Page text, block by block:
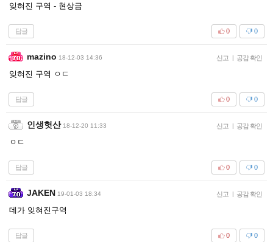
잊혀진 구역 - 현상금
답글 0
0
mazino 18-12-03 14:36 신고 | 공감 확인
잊혀진 구역 ㅇㄷ
답글 0
0
인생헛산 18-12-20 11:33 신고 | 공감 확인
ㅇㄷ
답글 0
0
JAKEN 19-01-03 18:34 신고 | 공감 확인
데가 잊혀진구역
답글 0
0